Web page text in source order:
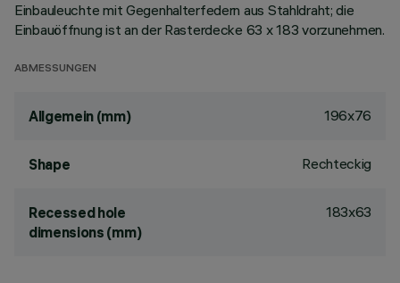
Einbauleuchte mit Gegenhalterfedern aus Stahldraht; die
Einbauöffnung ist an der Rasterdecke 63 x 183 vorzunehmen.
ABMESSUNGEN
Allgemein (mm) 196x76
Shape Rechteckig
Recessed hole
dimensions (mm)
183x63